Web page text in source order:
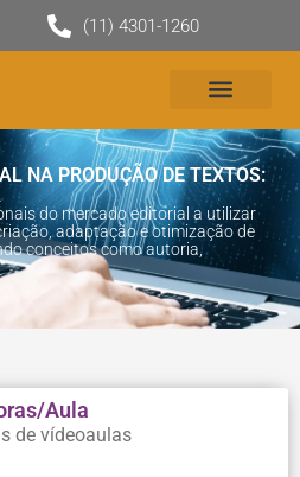
(11) 4301-1260
NA PRODUÇÃO DE TEXTOS:
do mercado editorial a utilizar
adaptação e otimização de
conceitos como autoria,
Aula
de vídeoaulas